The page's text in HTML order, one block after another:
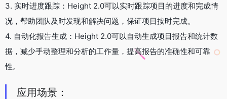
3. 实时进度跟踪：Height 2.0可以实时跟踪项目的进度和完成情
况，帮助团队及时发现和解决问题，保证项目按时完成。
4. 自动化报告生成：Height 2.0可以自动生成项目报告和统计数
据，减少手动整理和分析的工作量，提高报告的准确性和可靠
性。
应用场景：